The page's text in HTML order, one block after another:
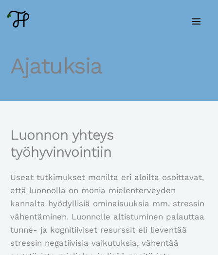
sisältöön
Ajatuksia
Luonnon yhteys
työhyvinvointiin
Useat tutkimukset monilta eri aloilta osoittavat,
että luonnolla on monia mielenterveyden
kannalta hyödyllisiä ominaisuuksia mm. stressin
vähentäminen. Luonnolle altistuminen palauttaa
tunne- ja kognitiiviset resurssit eli lieventää
stressin negatiivisia vaikutuksia, vähentää